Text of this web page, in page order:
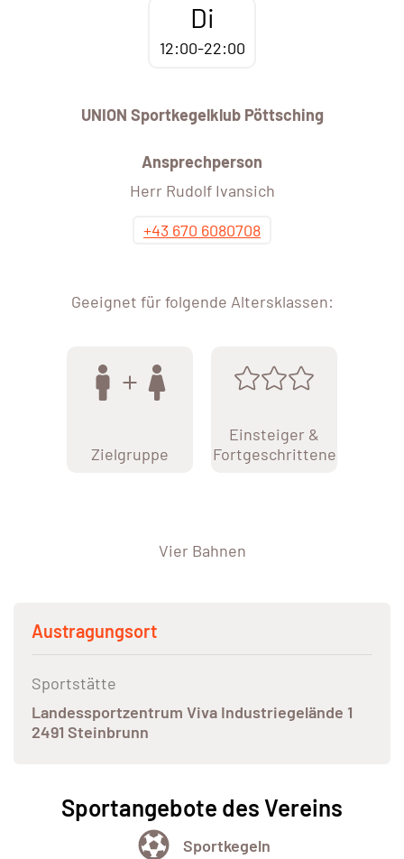
Di
12:00-22:00
UNION Sportkegelklub Pöttsching
Ansprechperson
Herr Rudolf Ivansich
+43 670 6080708
Geeignet für folgende Altersklassen:
Zielgruppe
Einsteiger &
Fortgeschrittene
Vier Bahnen
Austragungsort
Sportstätte
Landessportzentrum Viva Industriegelände 1
2491 Steinbrunn
Sportangebote des Vereins
Sportkegeln